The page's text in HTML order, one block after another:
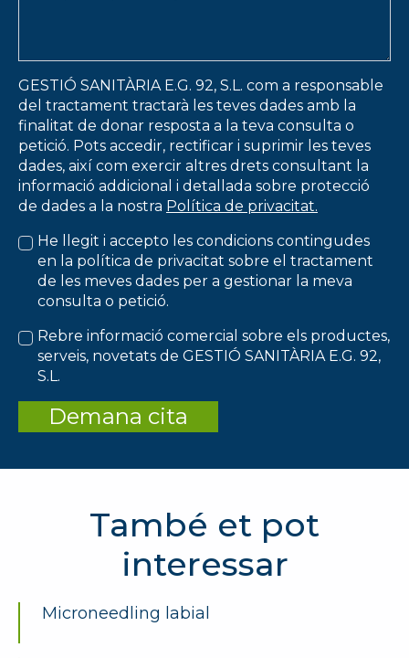
GESTIÓ SANITÀRIA E.G. 92, S.L. com a responsable
del tractament tractarà les teves dades amb la
finalitat de donar resposta a la teva consulta o
petició. Pots accedir, rectificar i suprimir les teves
dades, així com exercir altres drets consultant la
informació addicional i detallada sobre protecció
de dades a la nostra Política de privacitat.
He llegit i accepto les condicions contingudes
en la política de privacitat sobre el tractament
de les meves dades per a gestionar la meva
consulta o petició.
Rebre informació comercial sobre els productes,
serveis, novetats de GESTIÓ SANITÀRIA E.G. 92,
S.L.
Demana cita
També et pot
interessar
Microneedling labial